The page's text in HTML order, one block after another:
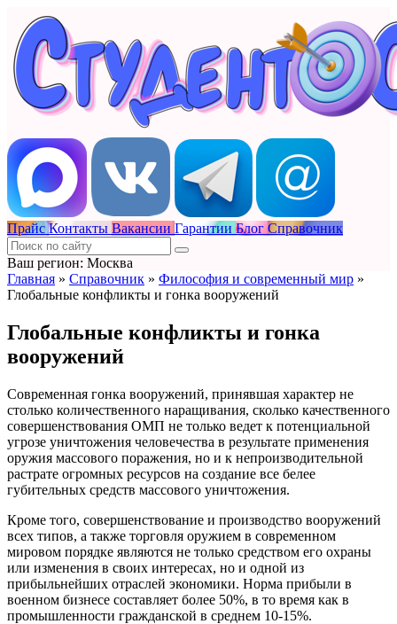
Прайс Контакты Вакансии Гарантии Блог Справочник
Ваш регион: Москва
Главная » Справочник » Философия и современный мир »
Глобальные конфликты и гонка вооружений
Глобальные конфликты и гонка
вооружений
Современная гонка вооружений, принявшая характер не
столько количественного наращивания, сколько качественного
совершенствования ОМП не только ведет к потенциальной
угрозе уничтожения человечества в результате применения
оружия массового поражения, но и к непроизводительной
растрате огромных ресурсов на создание все белее
губительных средств массового уничтожения.
Кроме того, совершенствование и производство вооружений
всех типов, а также торговля оружием в современном
мировом порядке являются не только средством его охраны
или изменения в своих интересах, но и одной из
прибыльнейших отраслей экономики. Норма прибыли в
военном бизнесе составляет более 50%, в то время как в
промышленности гражданской в среднем 10-15%.